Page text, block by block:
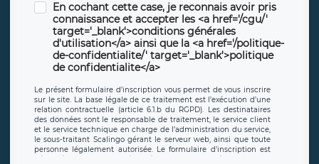
En cochant cette case, je reconnais avoir pris
connaissance et accepter les <a href='/cgu/'
target='_blank'>conditions générales
d'utilisation</a> ainsi que la <a href='/politique-
de-confidentialite/' target='_blank'>politique
de confidentialite</a>
Le présent formulaire d’inscription vous permet de vous inscrire
sur le site. La base légale de ce traitement est l’exécution d’une
relation contractuelle (article 6.1.b du RGPD). Les destinataires
des données sont le responsable de traitement, le service client
et le service technique en charge de l’administration du service,
le sous-traitant Scalingo gérant le serveur web, ainsi que toute
personne légalement autorisée. Le formulaire d’inscription est